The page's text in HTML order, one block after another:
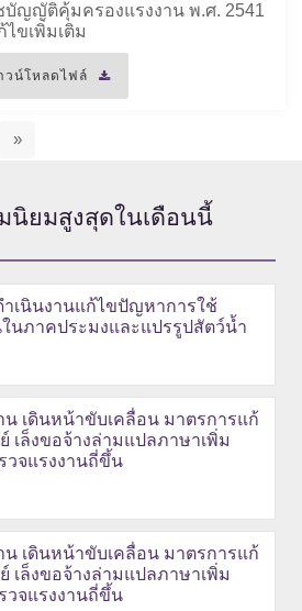
บัญญัติคุ้มครองแรงงาน พ.ศ. 2541
ขเพิ่มเติม
วน์โหลดไฟล์
»
นิยมสูงสุดในเดือนนี้
ำเนินงานแก้ไขปัญหาการใช้
ในภาคประมงและแปรรูปสัตว์น้ำ
น เดินหน้าขับเคลื่อน มาตรการแก้
 เล็งขอจ้างล่ามแปลภาษาเพิ่ม
วจแรงงานถี่ขึ้น
น เดินหน้าขับเคลื่อน มาตรการแก้
 เล็งขอจ้างล่ามแปลภาษาเพิ่ม
วจแรงงานถี่ขึ้น